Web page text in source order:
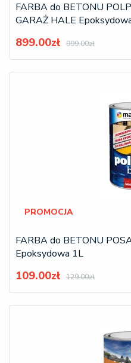
FARBA do BETONU
GARAŻ HALE
899.00zł 999.00zł
PROMOCJA
FARBA do BETONU
Epoksydowa 1L
109.00zł 129.00zł